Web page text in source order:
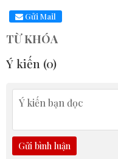
Gửi Mail
TỪ KHÓA
Ý kiến (0)
Gửi bình luận